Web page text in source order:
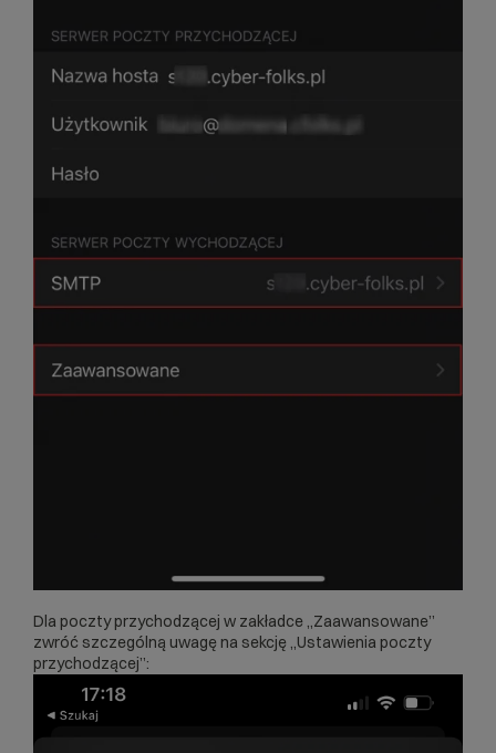
Dla poczty przychodzącej w zakładce „Zaawansowane”
zwróć szczególną uwagę na sekcję „Ustawienia poczty
przychodzącej”: